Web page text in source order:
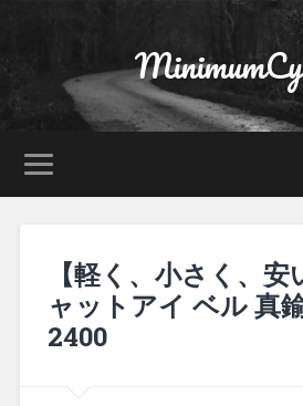
【軽く、小さく、
ャットアイ ベル 真
2400